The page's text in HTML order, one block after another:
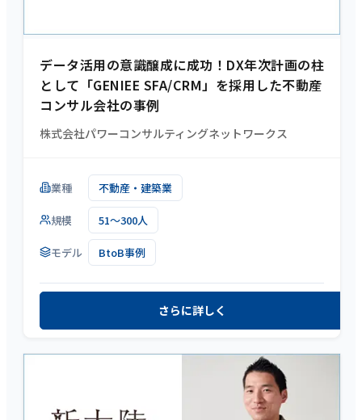
データ活用の意識醸成に成功！DX年次計画の柱
として「GENIEE SFA/CRM」を採用した不動産
コンサル会社の事例
株式会社パワーコンサルティングネットワークス
業種 不動産・建築業
規模 51～300人
モデル BtoB事例
さらに詳しく